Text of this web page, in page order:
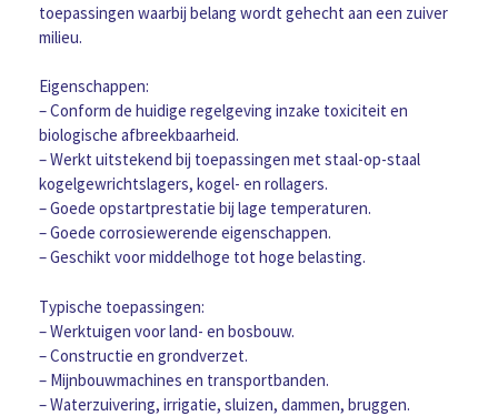
toepassingen waarbij belang wordt gehecht aan een zuiver
milieu.
Eigenschappen:
– Conform de huidige regelgeving inzake toxiciteit en
biologische afbreekbaarheid.
– Werkt uitstekend bij toepassingen met staal-op-staal
kogelgewrichtslagers, kogel- en rollagers.
– Goede opstartprestatie bij lage temperaturen.
– Goede corrosiewerende eigenschappen.
– Geschikt voor middelhoge tot hoge belasting.
Typische toepassingen:
– Werktuigen voor land- en bosbouw.
– Constructie en grondverzet.
– Mijnbouwmachines en transportbanden.
– Waterzuivering, irrigatie, sluizen, dammen, bruggen.